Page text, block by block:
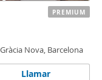
Nova, Barcelona
Llamar
PREMIUM